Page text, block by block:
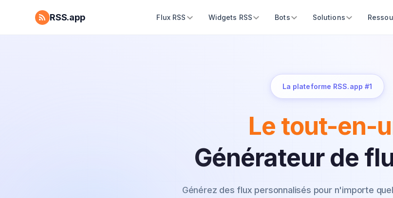
RSS.app Flux RSS Widgets RSS Bots Solutions
La plateforme RSS.app #1
Le tout-en-
Générateur de
Générez des flux personnalisés pour n'importe